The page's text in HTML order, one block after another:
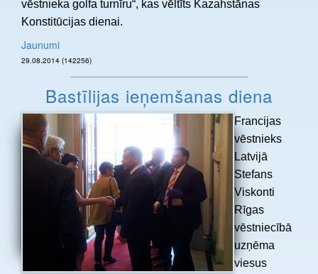
vēstnieka golfa turnīru“, kas vēltīts Kazahstānas
Konstitūcijas dienai.
Jaunumi
29.08.2014 (142256)
Bastīlijas ieņemšanas diena
Francijas
vēstnieks
Latvijā
Stefans
Viskonti
Rīgas
vēstniecībā
uzņēma
viesus